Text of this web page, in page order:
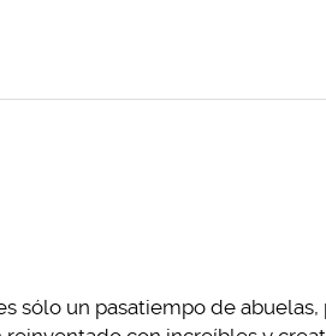
sólo un pasatiempo de abuelas,